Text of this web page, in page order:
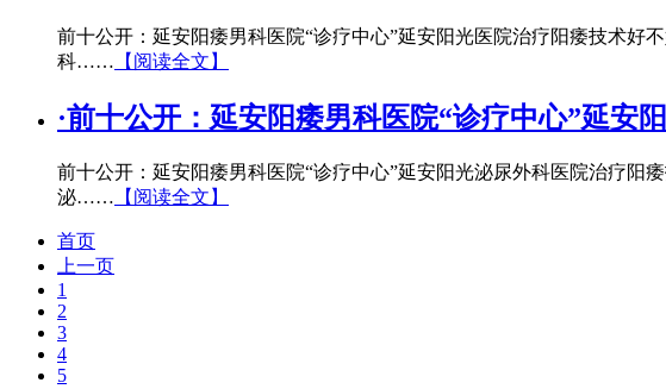
前十公开：延安阳痿男科医院“诊疗中心”延安阳光医院治疗阳痿技术好
科…… 【阅读全文】
·前十公开：延安阳痿男科医院“诊疗中心”延安
前十公开：延安阳痿男科医院“诊疗中心”延安阳光泌尿外科医院治疗阳
泌…… 【阅读全文】
首页
上一页
1
2
3
4
5